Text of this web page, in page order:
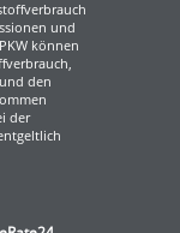
und
können
den
der